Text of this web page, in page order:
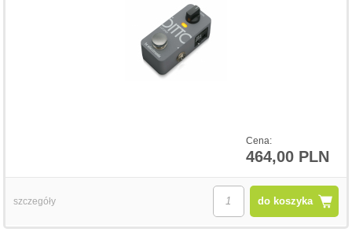
Cena:
464,00 PLN
do koszyka
szczegóły